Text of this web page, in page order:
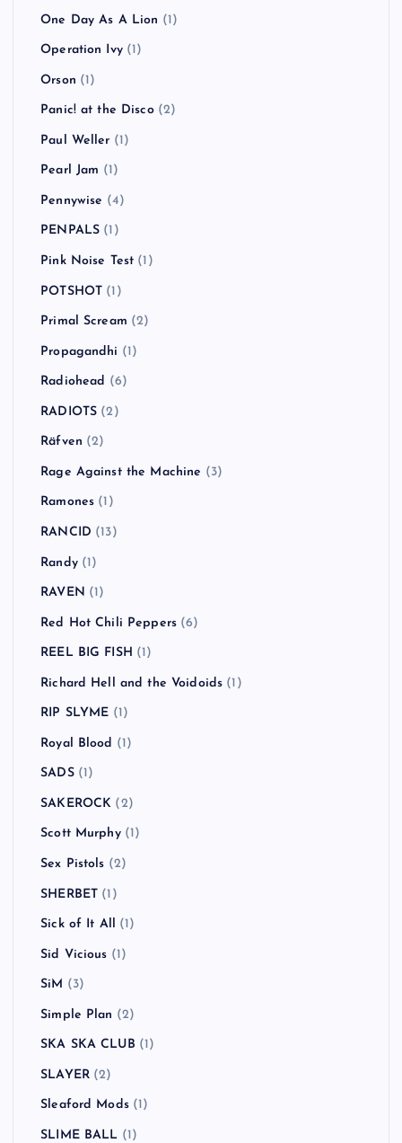
One Day As A Lion (1)
Operation Ivy(1)
Orson (1)
Panic! at the Disco(2)
Paul Weller (1)
Pearl Jam (1)
Pennywise (4)
PENPALS (1)
Pink Noise Test (1)
POTSHOT (1)
Primal Scream (2)
Propagandhi (1)
Radiohead (6)
RADIOTS (2)
Räfven (2)
Rage Against the Machine (3)
Ramones (1)
RANCID (13)
Randy(1)
RAVEN (1)
Red Hot Chili Peppers (6)
REEL BIG FISH (1)
Richard Hell and the Voidoids (1)
RIP SLYME (1)
Royal Blood (1)
SADS(1)
SAKEROCK (2)
Scott Murphy(1)
Sex Pistols (2)
SHERBET (1)
Sick of It All (1)
Sid Vicious (1)
SiM (3)
Simple Plan (2)
SKA SKA CLUB (1)
SLAYER(2)
Sleaford Mods(1)
SLIME BALL (1)